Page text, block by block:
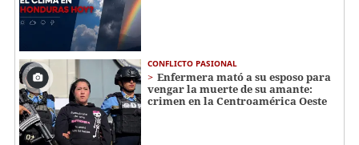
CONFLICTO PASIONAL
Enfermera mató a su esposo para
vengar la muerte de su amante:
crimen en la Centroamérica Oeste